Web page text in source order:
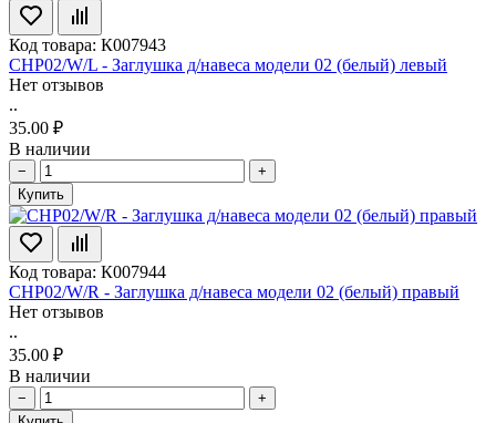
Код товара: К007943
CHP02/W/L - Заглушка д/навеса модели 02 (белый) левый
Нет отзывов
..
35.00 ₽
В наличии
−
+
Купить
Код товара: К007944
CHP02/W/R - Заглушка д/навеса модели 02 (белый) правый
Нет отзывов
..
35.00 ₽
В наличии
−
+